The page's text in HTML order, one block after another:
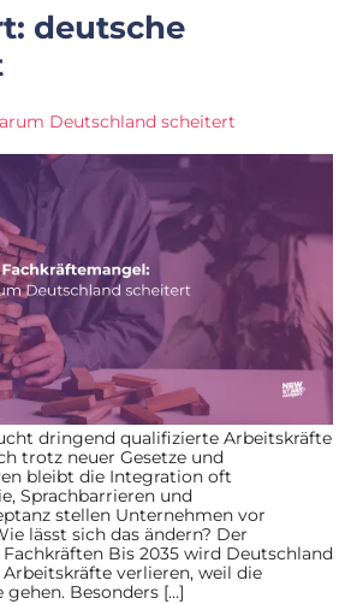
deutsche
Deutschland scheitert
dringend qualifizierte Arbeitskräfte
trotz neuer Gesetze und
bleibt die Integration oft
Sprachbarrieren und
stellen Unternehmen vor
lässt sich das ändern? Der
Bis 2035 wird Deutschland
verlieren, weil die
Besonders […]